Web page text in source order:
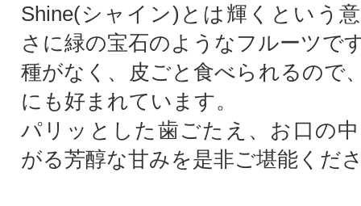
Shine(シャイン)とは輝くという
さに緑の宝石のようなフルーツで
種がなく、皮ごと食べられるので
にも好まれています。
パリッとした歯ごたえ、お口の
がる芳醇な甘みを是非ご堪能くだ